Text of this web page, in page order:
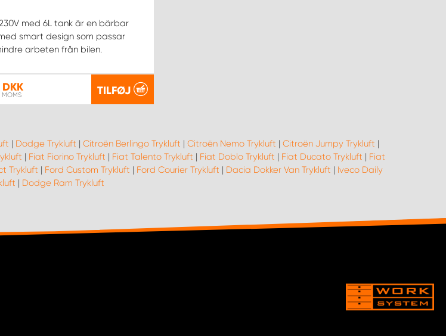
med 6L tank är en bärbar
smart design som passar
arbeten från bilen.
MOMS TILFØJ
| Dodge Trykluft | Citroën Berlingo Trykluft | Citroën Nemo Trykluft | Citroën Jumpy Trykluft |
| Fiat Fiorino Trykluft | Fiat Talento Trykluft | Fiat Doblo Trykluft | Fiat Ducato Trykluft | Fiat
Trykluft | Ford Custom Trykluft | Ford Courier Trykluft | Dacia Dokker Van Trykluft | Iveco Daily
| Dodge Ram Trykluft